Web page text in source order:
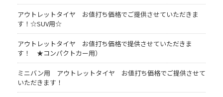
アウトレットタイヤ お値打ち価格でご提供させていただきま
す！☆SUV用☆
アウトレットタイヤ お値打ち価格で提供させていただきま
す！ ★コンパクトカー用）
ミニバン用 アウトレットタイヤ お値打ち価格でご提供させて
いただきます！